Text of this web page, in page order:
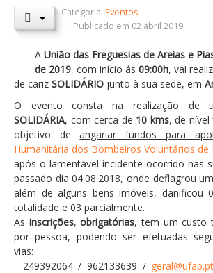
Orçamentos / PPI / PPA
Prestação de Contas
DESTAQUES
Notícias
Sondagens
ZêzereTV
SERVIÇOS
A Minha Rua
Abastecimento de Água
Roturas e Leituras
Categoria:Eventos
Publicado em 02 abril 2019
A União das Freguesias de Areias e
de 2019, com início ás 09:00h, vai
de cariz SOLIDÁRIO junto à sua sede, em
O evento consta na realização de
SOLIDÁRIA, com cerca de 10 kms, de nível
objetivo deangariar fundos para
Humanitária dos Bombeiros Voluntários de
após o lamentável incidente ocorrido nas
passado dia 04.08.2018, onde deflagrou
além de alguns bens imóveis, danificou
totalidade e 03 parcialmente.
As inscrições, obrigatórias, tem um custo
por pessoa, podendo ser efetuadas
vias:
- 249392064 / 962133639 /